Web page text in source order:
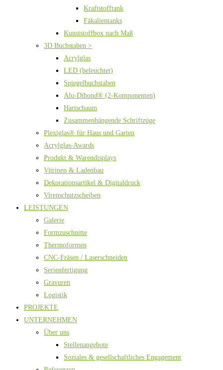
Kraftstofftank
Fäkalientanks
Kunststoffbox nach Maß
3D Buchstaben >
Acrylglas
LED (beleuchtet)
Spiegelbuchstaben
Alu-Dibond® (2-Komponenten)
Hartschaum
Zusammenhängende Schriftzüge
Plexiglas® für Haus und Garten
Acrylglas-Awards
Produkt & Warendisplays
Vitrinen & Ladenbau
Dekorationsartikel & Digitaldruck
Virenschutzscheiben
LEISTUNGEN
Galerie
Formzuschnitte
Thermoformen
CNC-Fräsen / Laserschneiden
Serienfertigung
Gravuren
Logistik
PROJEKTE
UNTERNEHMEN
Über uns
Stellenangebote
Soziales & gesellschaftliches Engagement